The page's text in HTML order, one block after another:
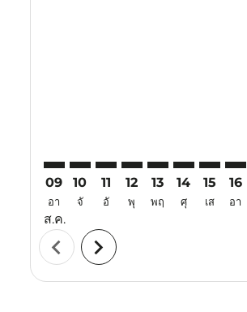
09
อา
ส.ค.
10
จั
11
อั
12
พุ
13
พฤ
14
ศุ
15
เส
16
อา
chevron_left chevron_right